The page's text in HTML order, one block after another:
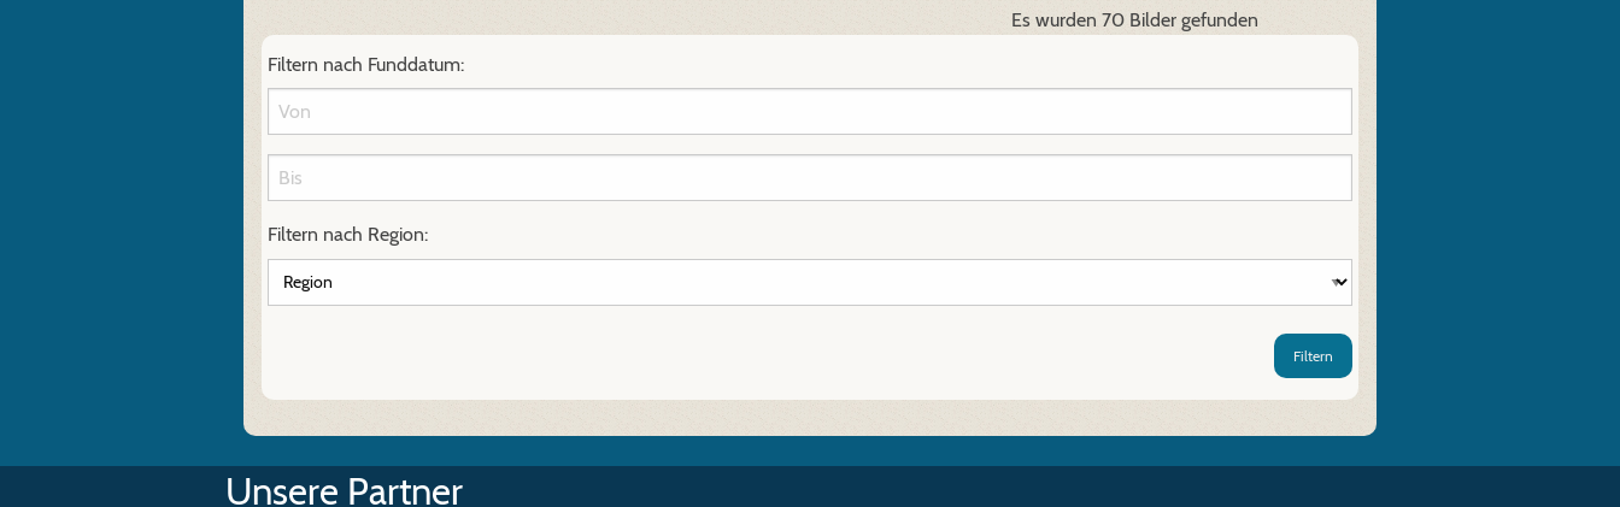
Es wurden 70 Bilder gefunden
Filtern nach Funddatum:
Filtern nach Region:
Filtern
Unsere Partner